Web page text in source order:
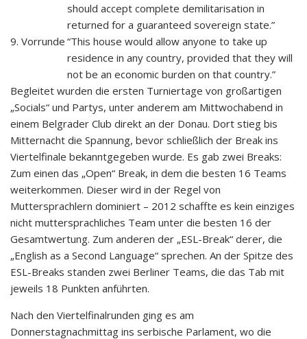
should accept complete demilitarisation in
returned for a guaranteed sovereign state.”
9. Vorrunde “This house would allow anyone to take up
residence in any country, provided that they will
not be an economic burden on that country.”
Begleitet wurden die ersten Turniertage von großartigen
„Socials“ und Partys, unter anderem am Mittwochabend in
einem Belgrader Club direkt an der Donau. Dort stieg bis
Mitternacht die Spannung, bevor schließlich der Break ins
Viertelfinale bekanntgegeben wurde. Es gab zwei Breaks:
Zum einen das „Open“ Break, in dem die besten 16 Teams
weiterkommen. Dieser wird in der Regel von
Muttersprachlern dominiert – 2012 schaffte es kein einziges
nicht muttersprachliches Team unter die besten 16 der
Gesamtwertung. Zum anderen der „ESL-Break“ derer, die
„English as a Second Language“ sprechen. An der Spitze des
ESL-Breaks standen zwei Berliner Teams, die das Tab mit
jeweils 18 Punkten anführten.
Nach den Viertelfinalrunden ging es am
Donnerstagnachmittag ins serbische Parlament, wo die